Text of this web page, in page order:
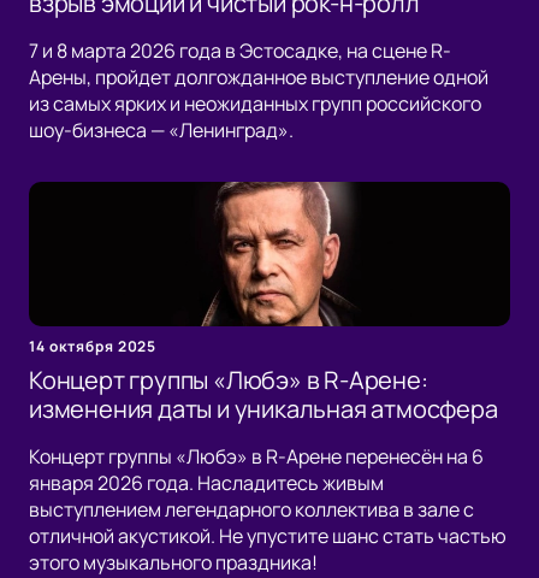
7 и 8 марта 2026 года в Эстосадке, на сцене R-
Арены, пройдет долгожданное выступление одной
из самых ярких и неожиданных групп российского
шоу-бизнеса — «Ленинград».
14 октября 2025
Концерт группы «Любэ» в R-Арене:
изменения даты и уникальная атмосфера
Концерт группы «Любэ» в R-Арене перенесён на 6
января 2026 года. Насладитесь живым
выступлением легендарного коллектива в зале с
отличной акустикой. Не упустите шанс стать частью
этого музыкального праздника!